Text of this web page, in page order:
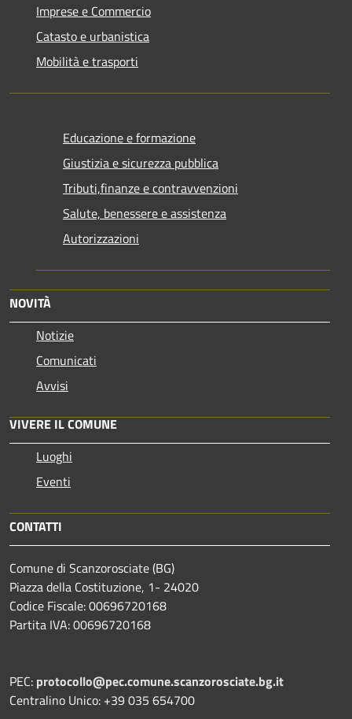
Imprese e Commercio
Catasto e urbanistica
Mobilità e trasporti
Educazione e formazione
Giustizia e sicurezza pubblica
Tributi,finanze e contravvenzioni
Salute, benessere e assistenza
Autorizzazioni
NOVITÀ
Notizie
Comunicati
Avvisi
VIVERE IL COMUNE
Luoghi
Eventi
CONTATTI
Comune di Scanzorosciate (BG)
Piazza della Costituzione, 1- 24020
Codice Fiscale: 00696720168
Partita IVA: 00696720168
PEC: protocollo@pec.comune.scanzorosciate.bg.it
Centralino Unico: +39 035 654700